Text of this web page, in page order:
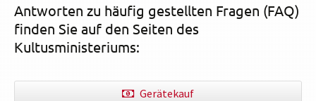
Antworten zu häufig gestellten Fragen (FAQ)
finden Sie auf den Seiten des
Kultusministeriums:
Gerätekauf